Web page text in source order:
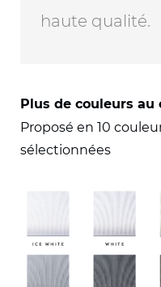
haute qualité.
Plus de couleurs au
Proposé en 10
sélectionnées